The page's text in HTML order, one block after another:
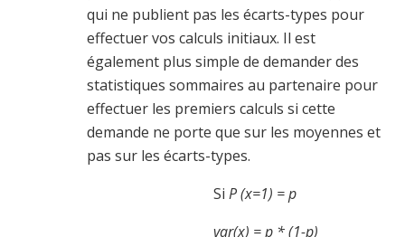
qui ne publient pas les écarts-types pour
effectuer vos calculs initiaux. Il est
également plus simple de demander des
statistiques sommaires au partenaire pour
effectuer les premiers calculs si cette
demande ne porte que sur les moyennes et
pas sur les écarts-types.
Si P (x=1) = p
var(x) = p * (1-p)